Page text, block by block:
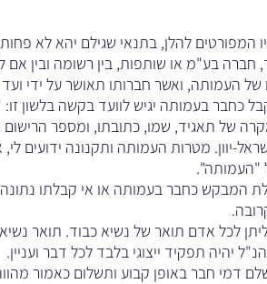
המפורטים להלן, בתנאי שגילם יהא לא פחות מ20- שנה,
חברה בע"מ או שותפות, בין רשומה ובין
העמותה, ואשר חברותו תאושר על ידי
כחבר בעמותה יגיש לוועד בקשה בלשון
של תאגיד, שמו, כתובתו, ומספר
יוון. מטרות העמותה ותקנונה ידועים
"העמותה".
המבקש כחבר בעמותה או אי קבלתו נתונה
לכל אדם תואר של נשיא כבוד. תואר נשיא
יהיה תפקיד ייצוגי בלבד לכל דבר ועניין.
דמי חבר באופן קבוע ותשלום כאמור